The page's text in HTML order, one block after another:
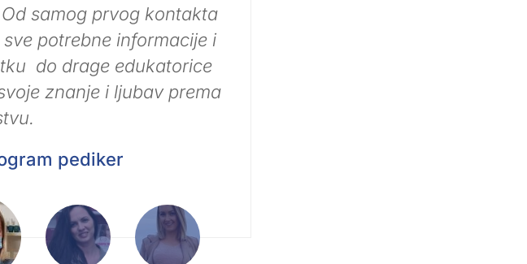
Šta reći o ljudima koji te
daju vjetar u leđa...Šta
atmosferi...? Mnogo
je odabir za nas koji
u svoje ruke u ovim
odlukama koje
samo znanje, nego i
na ovom prekrasnom